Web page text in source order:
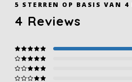
5 STERREN OP BASIS VAN 4
4 Reviews